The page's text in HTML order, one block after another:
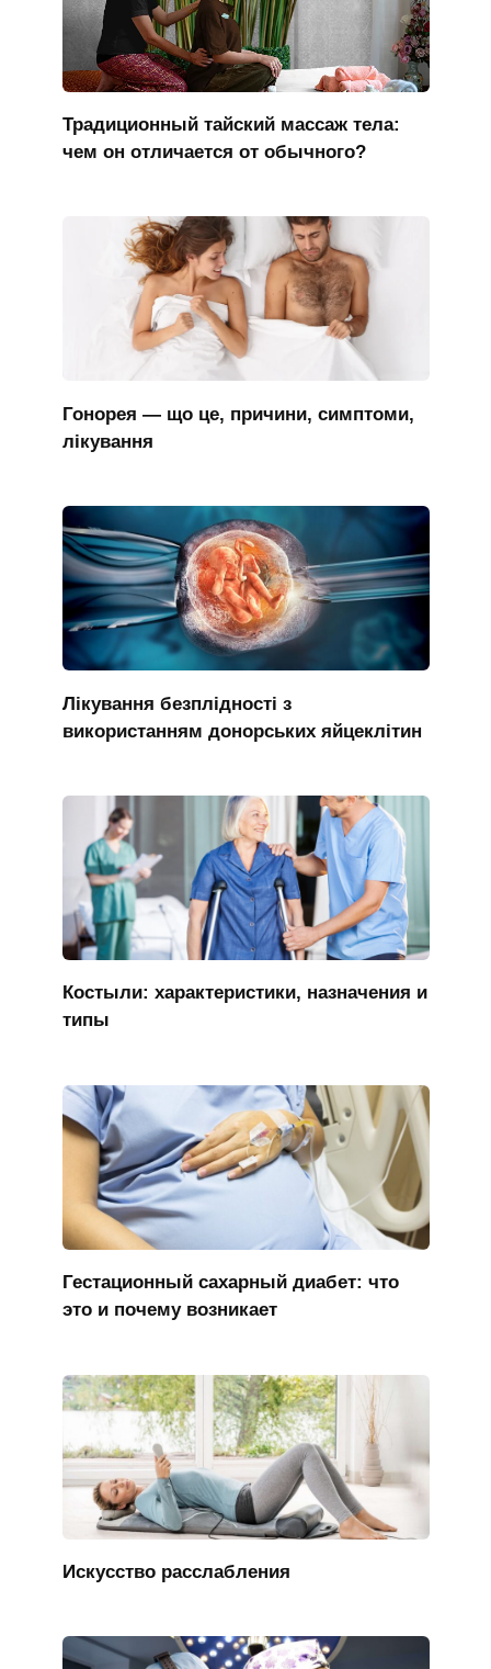
Традиционный тайский массаж тела:
чем он отличается от обычного?
Гонорея — що це, причини, симптоми,
лікування
Лікування безплідності з
використанням донорських яйцеклітин
Костыли: характеристики, назначения и
типы
Гестационный сахарный диабет: что
это и почему возникает
Искусство расслабления